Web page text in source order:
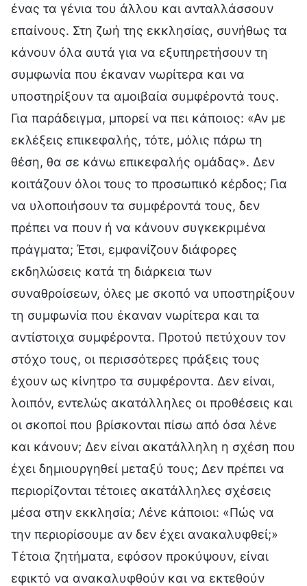
ένας τα γένια του άλλου και ανταλλάσσουν
επαίνους. Στη ζωή της εκκλησίας, συνήθως τα
κάνουν όλα αυτά για να εξυπηρετήσουν τη
συμφωνία που έκαναν νωρίτερα και να
υποστηρίξουν τα αμοιβαία συμφέροντά τους.
Για παράδειγμα, μπορεί να πει κάποιος: «Αν με
εκλέξεις επικεφαλής, τότε, μόλις πάρω τη
θέση, θα σε κάνω επικεφαλής ομάδας». Δεν
κοιτάζουν όλοι τους το προσωπικό κέρδος; Για
να υλοποιήσουν τα συμφέροντά τους, δεν
πρέπει να πουν ή να κάνουν συγκεκριμένα
πράγματα; Έτσι, εμφανίζουν διάφορες
εκδηλώσεις κατά τη διάρκεια των
συναθροίσεων, όλες με σκοπό να υποστηρίξουν
τη συμφωνία που έκαναν νωρίτερα και τα
αντίστοιχα συμφέροντα. Προτού πετύχουν τον
στόχο τους, οι περισσότερες πράξεις τους
έχουν ως κίνητρο τα συμφέροντα. Δεν είναι,
λοιπόν, εντελώς ακατάλληλες οι προθέσεις και
οι σκοποί που βρίσκονται πίσω από όσα λένε
και κάνουν; Δεν είναι ακατάλληλη η σχέση που
έχει δημιουργηθεί μεταξύ τους; Δεν πρέπει να
περιορίζονται τέτοιες ακατάλληλες σχέσεις
μέσα στην εκκλησία; Λένε κάποιοι: «Πώς να
την περιορίσουμε αν δεν έχει ανακαλυφθεί;»
Τέτοια ζητήματα, εφόσον προκύψουν, είναι
εφικτό να ανακαλυφθούν και να εκτεθούν